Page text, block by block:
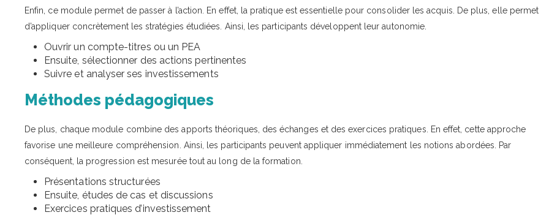
Enfin, ce module permet de passer à l’action. En effet, la pratique est essentielle pour consolider les acquis. De plus, elle permet
d’appliquer concrètement les stratégies étudiées. Ainsi, les participants développent leur autonomie.
Ouvrir un compte-titres ou un PEA
Ensuite, sélectionner des actions pertinentes
Suivre et analyser ses investissements
Méthodes pédagogiques
De plus, chaque module combine des apports théoriques, des échanges et des exercices pratiques. En effet, cette approche
favorise une meilleure compréhension. Ainsi, les participants peuvent appliquer immédiatement les notions abordées. Par
conséquent, la progression est mesurée tout au long de la formation.
Présentations structurées
Ensuite, études de cas et discussions
Exercices pratiques d’investissement